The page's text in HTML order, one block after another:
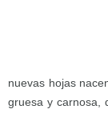
nuevas hojas
gruesa y carnosa,